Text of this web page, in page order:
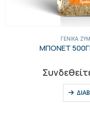
ΓΕΝΙΚΑ
ΜΠΟΝΕΤ